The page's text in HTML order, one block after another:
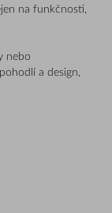
na funkčnosti,
nebo
a design,